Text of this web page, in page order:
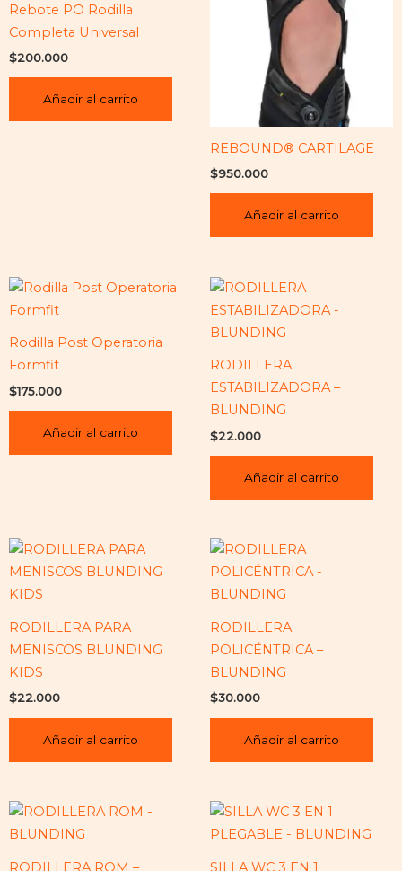
Rebote PO Rodilla
Completa Universal
$200.000
Añadir al carrito
REBOUND® CARTILAGE
$950.000
Añadir al carrito
Rodilla Post Operatoria
Formfit
$175.000
Añadir al carrito
RODILLERA
ESTABILIZADORA –
BLUNDING
$22.000
Añadir al carrito
RODILLERA PARA
MENISCOS BLUNDING
KIDS
$22.000
Añadir al carrito
RODILLERA
POLICÉNTRICA –
BLUNDING
$30.000
Añadir al carrito
RODILLERA ROM –
SILLA WC 3 EN 1